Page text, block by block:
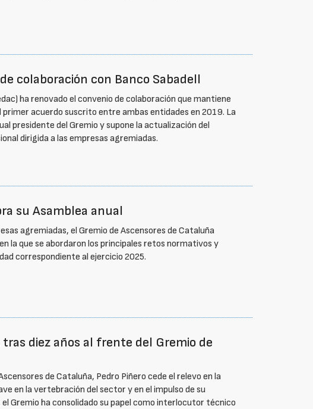
colaboración con Banco Sabadell
ha renovado el convenio de colaboración que mantiene
primer acuerdo suscrito entre ambas entidades en 2019. La
presidente del Gremio y supone la actualización del
dirigida a las empresas agremiadas.
su Asamblea anual
agremiadas, el Gremio de Ascensores de Cataluña
la que se abordaron los principales retos normativos y
correspondiente al ejercicio 2025.
diez años al frente del Gremio de
de Cataluña, Pedro Piñero cede el relevo en la
en la vertebración del sector y en el impulso de su
Gremio ha consolidado su papel como interlocutor técnico